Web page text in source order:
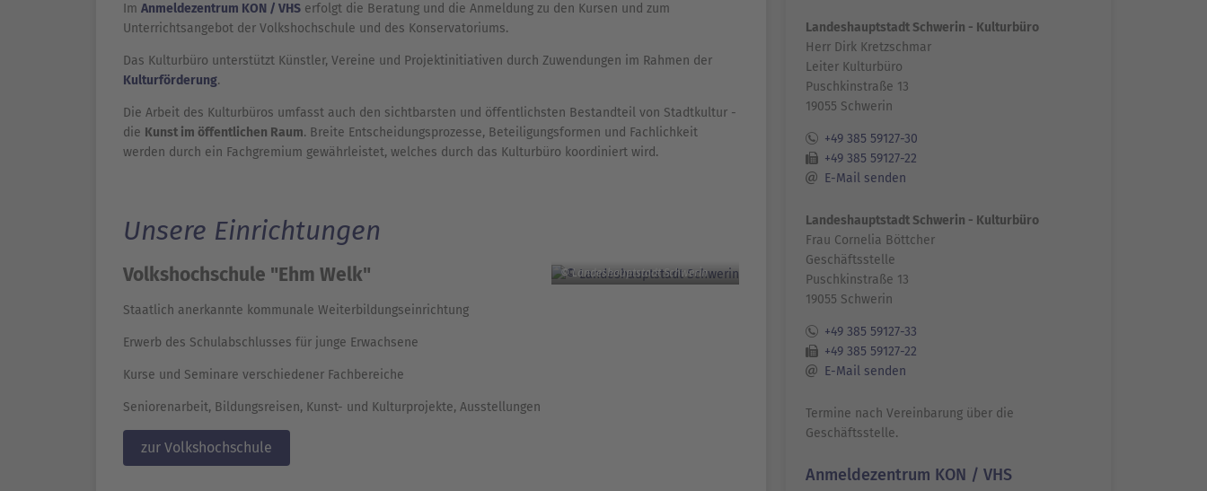
Im Anmeldezentrum KON / VHS erfolgt die Beratung und die Anmeldung zu den Kursen und zum
Unterrichtsangebot der Volkshochschule und des Konservatoriums.
Das Kulturbüro unterstützt Künstler, Vereine und Projektinitiativen durch Zuwendungen im Rahmen der
Kulturförderung.
Die Arbeit des Kulturbüros umfasst auch den sichtbarsten und öffentlichsten Bestandteil von Stadtkultur -
die Kunst im öffentlichen Raum. Breite Entscheidungsprozesse, Beteiligungsformen und Fachlichkeit
werden durch ein Fachgremium gewährleistet, welches durch das Kulturbüro koordiniert wird.
Unsere Einrichtungen
© Landeshauptstadt Schwerin
Volkshochschule "Ehm Welk"
Staatlich anerkannte kommunale Weiterbildungseinrichtung
Erwerb des Schulabschlusses für junge Erwachsene
Kurse und Seminare verschiedener Fachbereiche
Seniorenarbeit, Bildungsreisen, Kunst- und Kulturprojekte, Ausstellungen
zur Volkshochschule
Landeshauptstadt Schwerin - Kulturbüro
Herr Dirk Kretzschmar
Leiter Kulturbüro
Puschkinstraße 13
19055 Schwerin
+49 385 59127-30
+49 385 59127-22
E-Mail senden
Landeshauptstadt Schwerin - Kulturbüro
Frau Cornelia Böttcher
Geschäftsstelle
Puschkinstraße 13
19055 Schwerin
+49 385 59127-33
+49 385 59127-22
E-Mail senden
Termine nach Vereinbarung über die
Geschäftsstelle.
Anmeldezentrum KON / VHS